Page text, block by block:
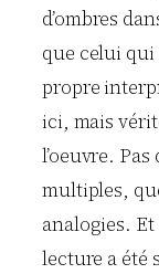
d’ombres
que celui qui
propre
ici, mais
l’oeuvre.
multiples,
analogies. Et
lecture a été